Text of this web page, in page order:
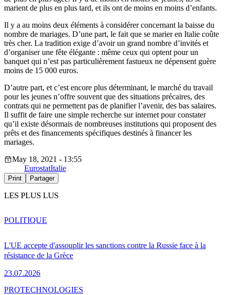
marient de plus en plus tard, et ils ont de moins en moins d’enfants.
Il y a au moins deux éléments à considérer concernant la baisse du
nombre de mariages. D’une part, le fait que se marier en Italie coûte
très cher. La tradition exige d’avoir un grand nombre d’invités et
d’organiser une fête élégante : même ceux qui optent pour un
banquet qui n’est pas particulièrement fastueux ne dépensent guère
moins de 15 000 euros.
D’autre part, et c’est encore plus déterminant, le marché du travail
pour les jeunes n’offre souvent que des situations précaires, des
contrats qui ne permettent pas de planifier l’avenir, des bas salaires.
Il suffit de faire une simple recherche sur internet pour constater
qu’il existe désormais de nombreuses institutions qui proposent des
prêts et des financements spécifiques destinés à financer les
mariages.
May 18, 2021 - 13:55
EurostatItalie
Print Partager
LES PLUS LUS
L'UE accepte d'assouplir les sanctions contre la Russie face à la
résistance de la Grèce
23.07.2026
POLITIQUE
PROTECHNOLOGIES